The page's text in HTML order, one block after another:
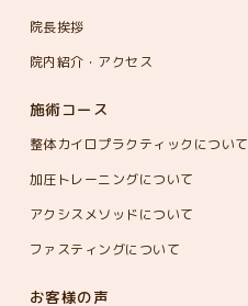
院長挨拶
院内紹介・アクセス
施術コース
整体カイロプラクティックについて
加圧トレーニングについて
アクシスメソッドについて
ファスティングについて
お客様の声